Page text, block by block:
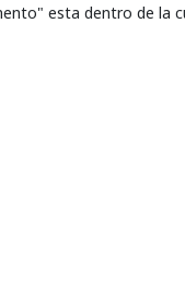
esta dentro de la